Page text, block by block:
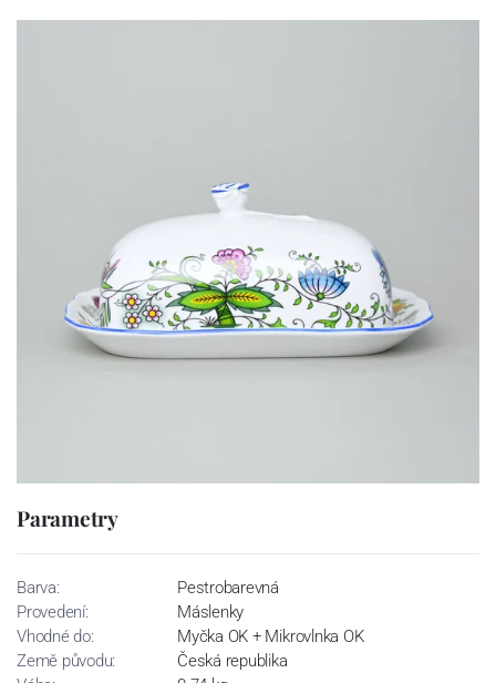
Parametry
Barva:
Pestrobarevná
Provedení:
Máslenky
Vhodné do:
Myčka OK + Mikrovlnka OK
Země původu:
Česká republika